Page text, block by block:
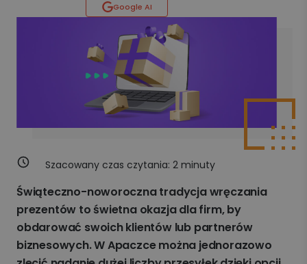
Google AI
Szacowany czas czytania: 2 minuty
Świąteczno-noworoczna tradycja wręczania
prezentów to świetna okazja dla firm, by
obdarować swoich klientów lub partnerów
biznesowych. W Apaczce można jednorazowo